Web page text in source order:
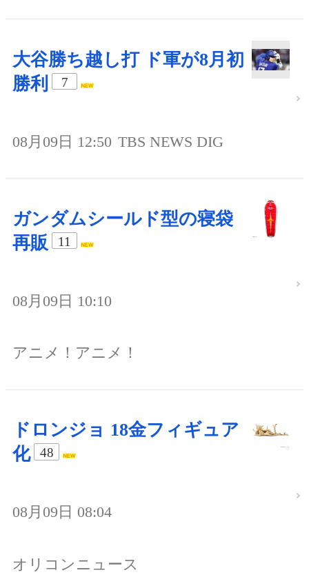
大谷勝ち越し打 ド軍が8月初
勝利
7
08月09日 12:50 TBS NEWS DIG
ガンダムシールド型の寝袋
再販
11
08月09日 10:10
アニメ！アニメ！
ドロンジョ 18金フィギュア
化
48
08月09日 08:04
オリコンニュース